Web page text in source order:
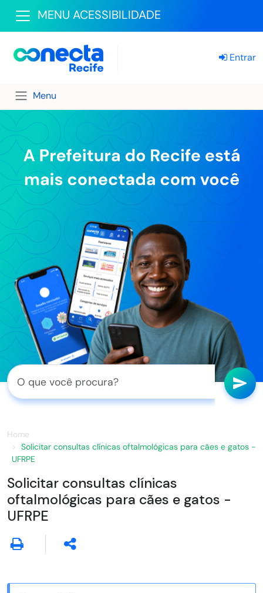
MENU ACESSIBILIDADE
Entrar
Menu
Home
Solicitar consultas clínicas oftalmológicas para cães e gatos -
UFRPE
Solicitar consultas clínicas
oftalmológicas para cães e gatos -
UFRPE